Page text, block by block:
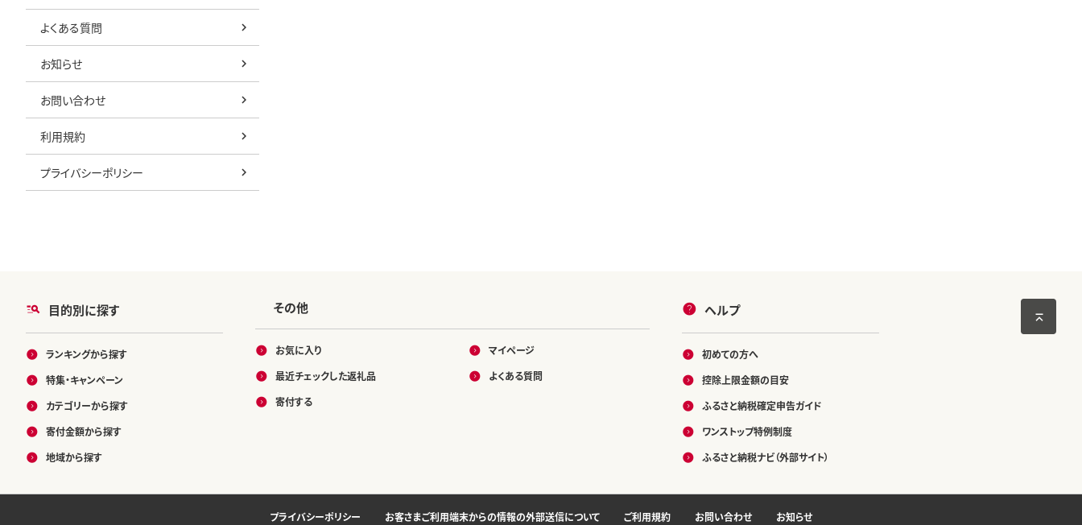
よくある質問
お知らせ
お問い合わせ
利用規約
プライバシーポリシー
目的別に探す
ランキングから探す
特集・キャンペーン
カテゴリーから探す
寄付金額から探す
地域から探す
その他
お気に入り
最近チェックした返礼品
寄付する
マイページ
よくある質問
ヘルプ
初めての方へ
控除上限金額の目安
ふるさと納税確定申告ガイド
ワンストップ特例制度
ふるさと納税ナビ（外部サイト）
プライバシーポリシー お客さまご利用端末からの情報の外部送信について ご利用規約 お問い合わせ お知らせ